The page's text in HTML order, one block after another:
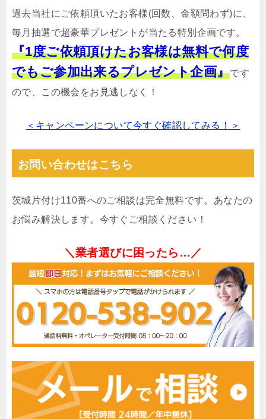
過去当社にご依頼頂いたお客様(回数、金額問わず)に、
毎月抽選で超豪華プレゼントが当たる特別企画です。
『1度ご依頼頂けたお客様は無料で何度
でもご参加出来るプレゼント企画』です
ので、この機会をお見逃しなく！
＜キャンペーンについて今すぐ確認してみる！＞
お問い合わせはこちら
茨城片付け110番へのご相談は完全無料です。あなたの
お悩み解決します。今すぐご相談ください！
＼業者選びに困ったら…／